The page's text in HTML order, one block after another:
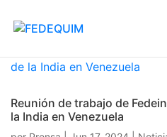
Reunión de trabajo de
la India en Venezuela